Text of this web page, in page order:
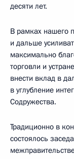
десяти лет.
В рамках нашего
и дальше
максимально
торговли и
внести вклад в
в углубление
Содружества.
Традиционно в
состоялось